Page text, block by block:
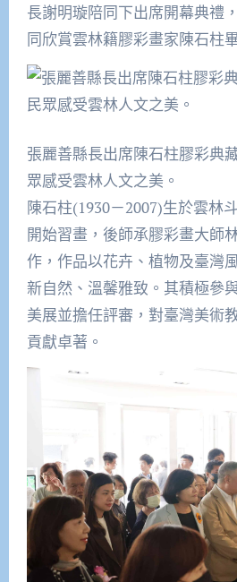
長謝明璇陪同下出席開幕典禮
同欣賞雲林籍膠彩畫家陳石柱
張麗善縣長出席陳石柱膠彩典
眾感受雲林人文之美。
陳石柱(1930－2007)生於雲林
開始習畫，後師承膠彩畫大師
作，作品以花卉、植物及臺灣
新自然、溫馨雅致。其積極參
美展並擔任評審，對臺灣美術
貢獻卓著。